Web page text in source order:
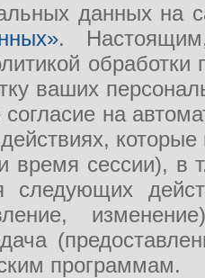
данных на
.
ваших
согласие на
время сессии), в
следующих
программам.